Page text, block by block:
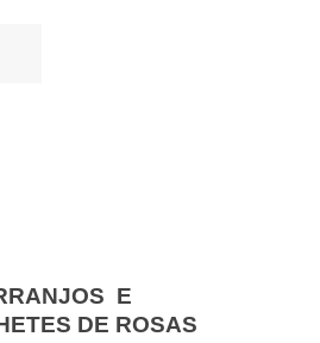
E
DE ROSAS